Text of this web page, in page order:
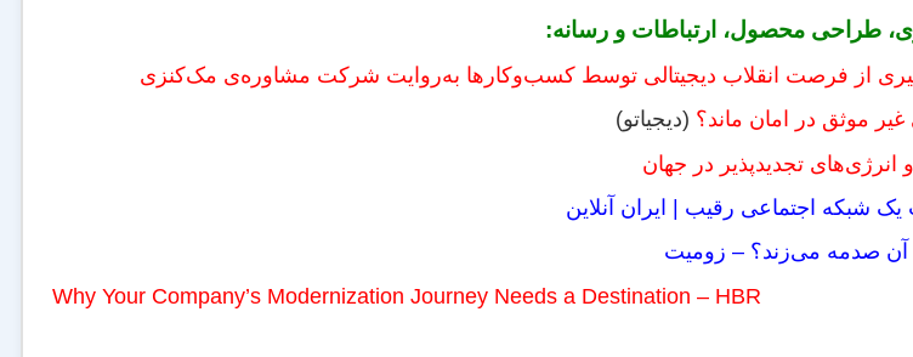
طراحی محصول، ارتباطات و رسانه:
از فرصت انقلاب دیجیتالی توسط کسب‌وکارها به‌روایت شرکت مشاوره‌ی مک‌کنزی
غیر موثق در امان ماند؟ (دیجیاتو)
انرژی‌های تجدیدپذیر در جهان
شبکه اجتماعی رقیب | ایران آنلاین
آن صدمه می‌زند؟ – زومیت
Why Your Company’s Modernization Journey Needs a Destination – HBR